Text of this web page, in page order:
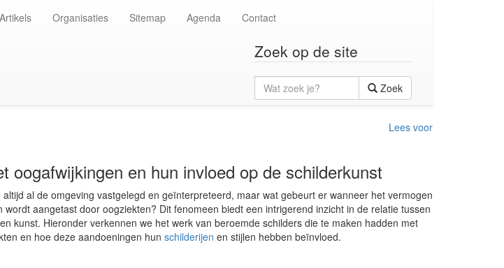
Artikels Organisaties Sitemap Agenda Contact
Zoek op de site
Wat
zoek
je?
Zoek
Lees voor
oogafwijkingen en hun invloed op de schilderkunst
al de omgeving vastgelegd en geïnterpreteerd, maar wat gebeurt er wanneer het vermogen
wordt aangetast door oogziekten? Dit fenomeen biedt een intrigerend inzicht in de relatie tussen
kunst. Hieronder verkennen we het werk van beroemde schilders die te maken hadden met
en hoe deze aandoeningen hun schilderijen en stijlen hebben beïnvloed.